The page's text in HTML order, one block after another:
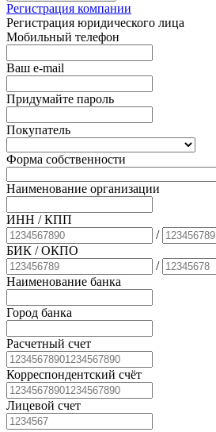
Регистрация компании
Регистрация юридического лица
Мобильный телефон
Ваш e-mail
Придумайте пароль
Покупатель
Форма собственности
Наименование организации
ИНН / КПП
/
БИК / ОКПО
/
Наименование банка
Город банка
Расчетный счет
Корреспондентский счёт
Лицевой счет